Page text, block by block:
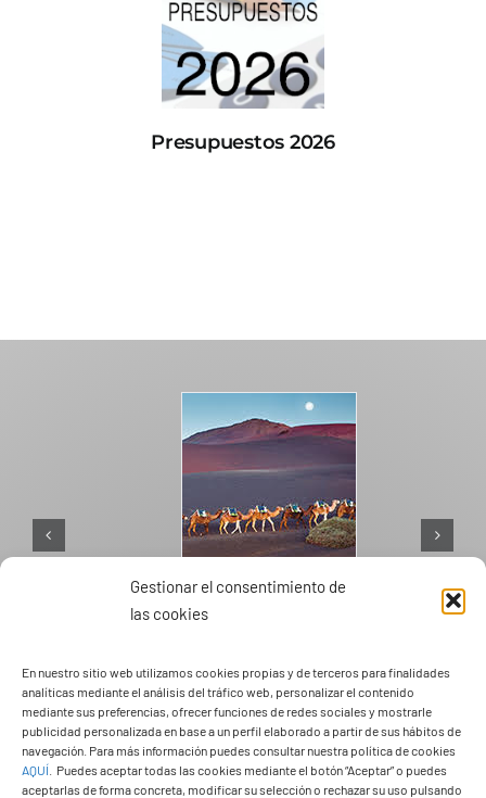
Gestionar el consentimiento de
las cookies
En nuestro sitio web utilizamos cookies propias y de terceros para finalidades
analíticas mediante el análisis del tráfico web, personalizar el contenido
mediante sus preferencias, ofrecer funciones de redes sociales y mostrarle
publicidad personalizada en base a un perfil elaborado a partir de sus hábitos de
navegación. Para más información puedes consultar nuestra política de cookies
AQUÍ
Puedes aceptar todas las cookies mediante el botón “Aceptar” o puedes
aceptarlas de forma concreta, modificar su selección o rechazar su uso pulsando
Presupuestos 2026
PASEOS EN CAMELLO